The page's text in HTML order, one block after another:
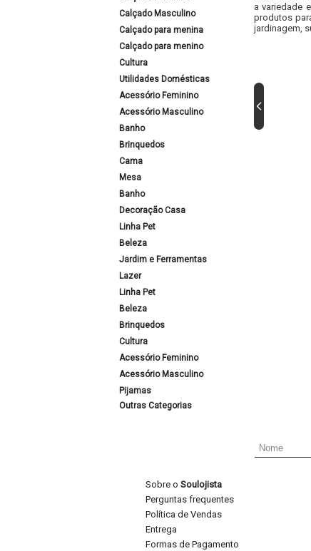
Calçado Masculino
Calçado para menina
Calçado para menino
Cultura
Utilidades Domésticas
Acessório Feminino
Acessório Masculino
Banho
Brinquedos
Cama
Mesa
Banho
Decoração Casa
Linha Pet
Beleza
Jardim e Ferramentas
Lazer
Linha Pet
Beleza
Brinquedos
Cultura
Acessório Feminino
Acessório Masculino
Pijamas
Outras Categorias
a variedade
produtos
jardinagem,
Sobre o Soulojista
Perguntas frequentes
Política de Vendas
Entrega
Formas de Pagamento